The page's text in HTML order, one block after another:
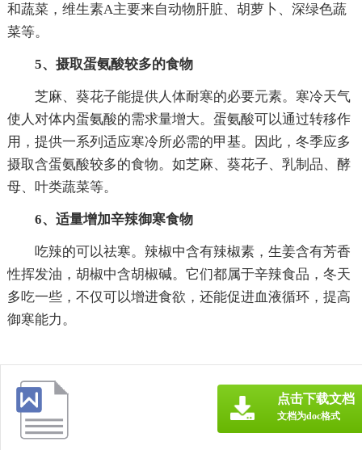
和蔬菜，维生素A主要来自动物肝脏、胡萝卜、深绿色蔬
菜等。
5、摄取蛋氨酸较多的食物
芝麻、葵花子能提供人体耐寒的必要元素。寒冷天气
使人对体内蛋氨酸的需求量增大。蛋氨酸可以通过转移作
用，提供一系列适应寒冷所必需的甲基。因此，冬季应多
摄取含蛋氨酸较多的食物。如芝麻、葵花子、乳制品、酵
母、叶类蔬菜等。
6、适量增加辛辣御寒食物
吃辣的可以祛寒。辣椒中含有辣椒素，生姜含有芳香
性挥发油，胡椒中含胡椒碱。它们都属于辛辣食品，冬天
多吃一些，不仅可以增进食欲，还能促进血液循环，提高
御寒能力。
点击下载文档
文档为doc格式